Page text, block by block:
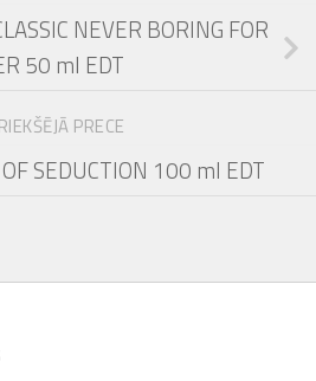
NEVER BORING FOR
50 ml EDT
PRECE
SEDUCTION 100 ml EDT